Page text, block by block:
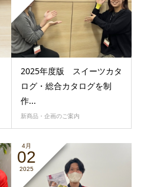
2025年度版 スイーツカタ
ログ・総合カタログを制
作...
新商品・企画のご案内
4月
02
2025